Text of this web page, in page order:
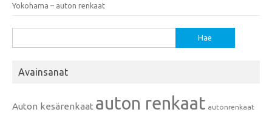
Yokohama – auton renkaat
Avainsanat
Auton kesärenkaat auton renkaat autonrenkaat